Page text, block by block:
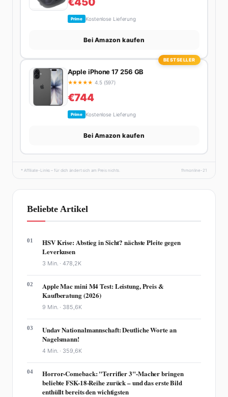
Prime Kostenlose Lieferung
Bei Amazon kaufen
BESTSELLER
Apple iPhone 17 256 GB
★★★★★ 4.5 (597)
€744
Prime Kostenlose Lieferung
Bei Amazon kaufen
* Affiliate-Links – für dich ändert sich am Preis nichts. fhmonline-21
Beliebte Artikel
01
HSV Krise: Abstieg in Sicht? nächste Pleite gegen
Leverkusen
3 Min. ·478,2K
02
Apple Mac mini M4 Test: Leistung, Preis &
Kaufberatung (2026)
9 Min. · 385,6K
03
Undav Nationalmannschaft: Deutliche Worte an
Nagelsmann!
4 Min. · 359,6K
04
Horror-Comeback: "Terrifier 3"-Macher bringen
beliebte FSK-18-Reihe zurück – und das erste Bild
enthüllt bereits den wichtigsten